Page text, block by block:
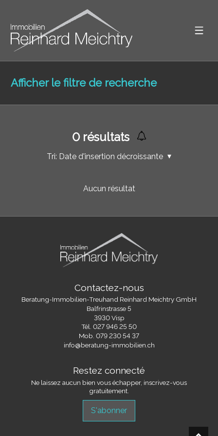
Afficher le filtre de recherche
0résultats
Tri: Date d'insertion décroissante
Aucun résultat
Contactez-nous
Beratung-Immobilien-Treuhand Reinhard Meichtry GmbH
Balfrinstrasse 5
3930 Visp
Tél. 027 946 25 50
Mob. 079 230 54 37
info@beratung-immobilien.ch
Restez connecté
Ne laissez aucun bien vous échapper, inscrivez-vous
gratuitement.
S'abonner